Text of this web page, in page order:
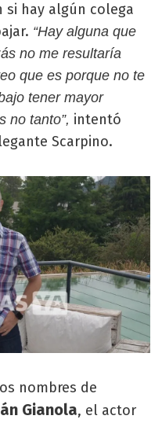
si hay algún colega
“Hay alguna que
no me resultaría
que es porque no te
tener mayor
no tanto”, intentó
Scarpino.
nombres de
Gianola, el actor